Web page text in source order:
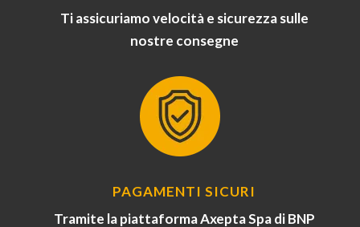
Ti assicuriamo velocità e sicurezza sulle
nostre consegne
PAGAMENTI SICURI
Tramite la piattaforma Axepta Spa di BNP